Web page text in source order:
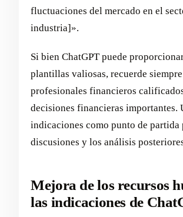
fluctuaciones del mercado en el
industria]».
Si bien ChatGPT puede
plantillas valiosas, recuerde
profesionales financieros
decisiones financieras importantes.
indicaciones como punto de partida
discusiones y los análisis
Mejora de los recursos
las indicaciones de